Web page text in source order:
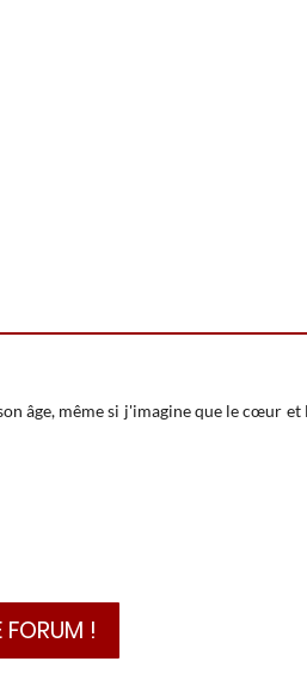
âge, même si j'imagine que le cœur
FORUM !